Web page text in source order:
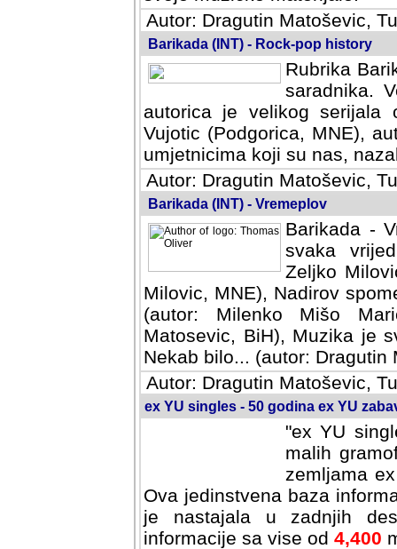
Autor: Dragutin Matoševic,
Barikada (INT) - Rock-pop history
Rubrika
saradnika.
autorica je velikog serijala
Vujotic (Podgorica, MNE),
umjetnicima koji su nas,
Autor: Dragutin Matoševic,
Barikada (INT) - Vremeplov
Barikada -
svaka
Milovic,
MNE), Nadirov spomenar
Milenko Mišo Maric, UK),
Muzika je svirala (autor:
(autor: Dragutin Matosevic,
Autor: Dragutin Matoševic,
ex YU singles - 50 godina ex YU
"ex YU
malih
zemljama
Ova jedinstvena baza
je nastajala u zadnjih
informacije sa vise od 4,400